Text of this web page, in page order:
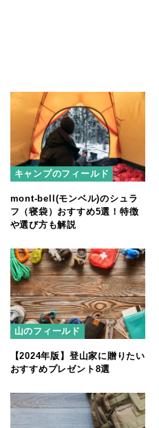
キャンプのフィールド
mont-bell(モンベル)のシュラ
フ（寝袋）おすすめ5選！特徴
や選び方も解説
山のフィールド
【2024年版】登山家に贈りたい
おすすめプレゼント8選